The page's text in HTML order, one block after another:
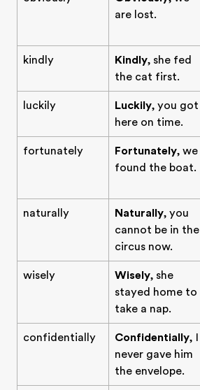
are lost.
kindly Kindly, she fed
the cat first.
luckily Luckily, you got
here on time.
fortunately Fortunately, we
found the boat.
naturally Naturally, you
cannot be in the
circus now.
wisely Wisely, she
stayed home to
take a nap.
confidentially Confidentially, I
never gave him
the envelope.